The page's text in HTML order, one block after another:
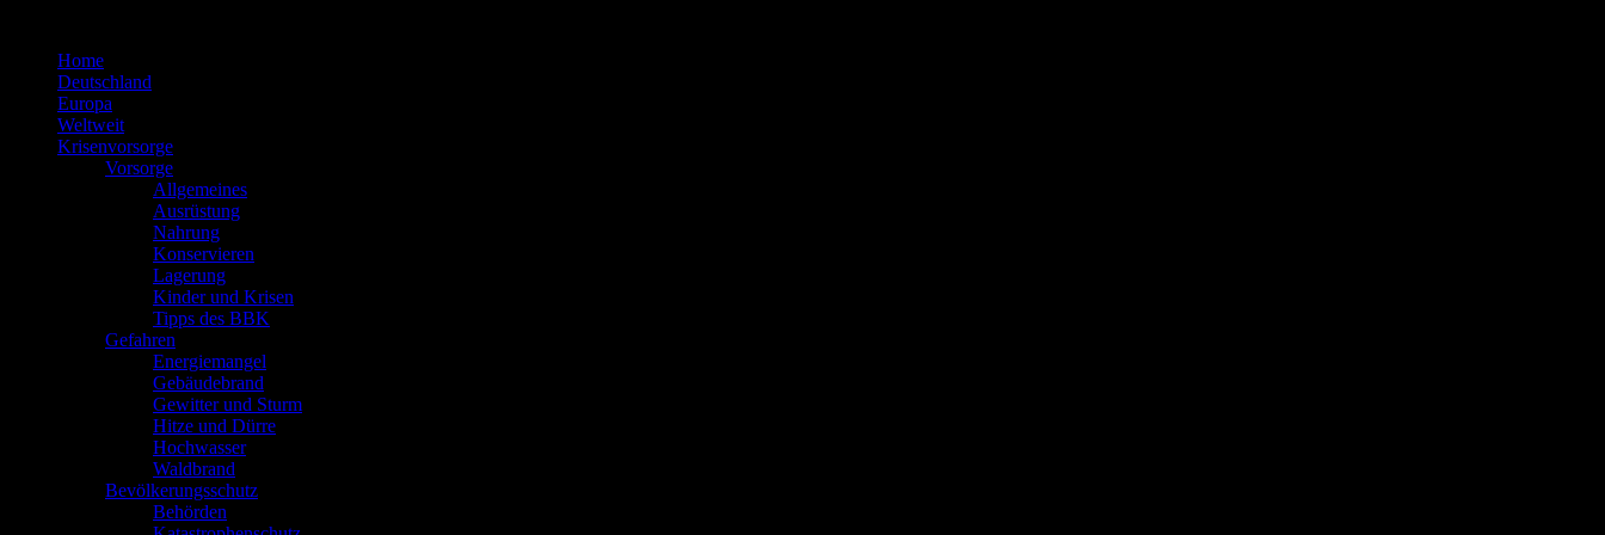
springenHome
Deutschland
Europa
Weltweit
Krisenvorsorge
Vorsorge
Allgemeines
Ausrüstung
Nahrung
Konservieren
Lagerung
Kinder und Krisen
Tipps des BBK
Gefahren
Energiemangel
Gebäudebrand
Gewitter und Sturm
Hitze und Dürre
Hochwasser
Waldbrand
Bevölkerungsschutz
Behörden